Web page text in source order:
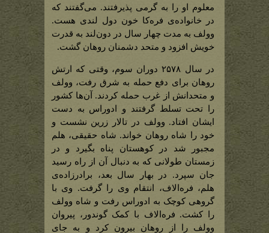
معلوم او را به گرمی پذیرفتند. می‌گفتند که
در خانواده‌ی فره‌کا خون دول لندی هست.
وولف به مدت چهار سال در دون‌لند به قدرت
خویش افزود و متحد دشمنان روهان گشت.
در سال ۲۵۷۸ دوران سوم، وقتی که ارتش
روهان برای دفع حمله به شرق رفت، وولف
و متحدانش از غرب حمله کردند. آن‌ها کشور
را تحت تسلط گرفتند و ادوراس به دست
ایشان افتاد. وولف در تالار زرین نشست و
خود را شاه روهان خواند. شاه حقیقی، هلم
مجبور شد در کوهستان پناه بگیرد و در
زمستان طولانی که به دنبال آن از راه رسید
جان سپرد. در بهار سال بعد، برادرزاده‌ی
هلم، فره‌الاف، انتقام وی را گرفت. وی با
گروهی کوچک به ادوراس رفت و شاه وولف
را کشت. فره‌الاف با کمک گوندور، پیروان
وولف را از روهان بیرون کرد و به جای